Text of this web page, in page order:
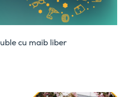
cu maib liber